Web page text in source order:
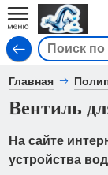
Главная
Вентиль
На сайте
устройства